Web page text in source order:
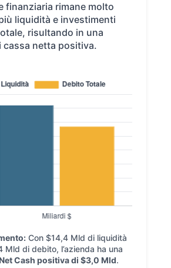
finanziaria rimane molto
liquidità e investimenti
risultando in una
cassa netta positiva.
Con $14,4 Mld di liquidità
Mld di debito, l’azienda ha una
Net Cash positiva di $3,0 Mld.